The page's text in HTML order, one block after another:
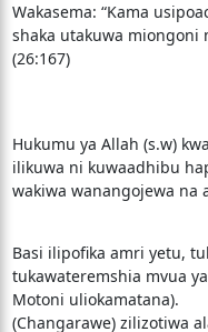
Wakasema: “Kama
shaka utakuwa miongoni
(26:167)
Hukumu ya Allah (s.w)
ilikuwa ni kuwaadhibu
wakiwa wanangojewa na
Basi ilipofika amri yetu,
tukawateremshia mvua
Motoni uliokamatana).
(Changarawe) zilizotiwa